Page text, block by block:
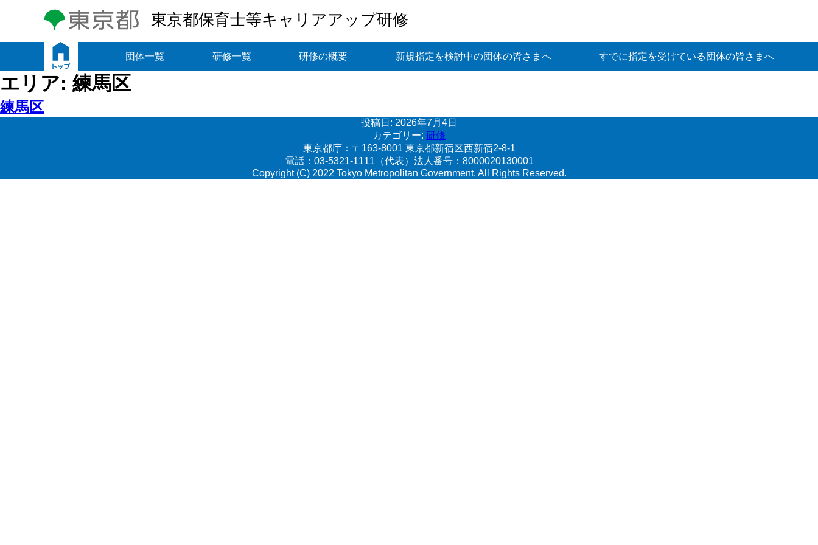
東京都保育士等キャリアアップ研修
団体一覧 研修一覧 研修の概要 新規指定を検討中の団体の皆さまへ すでに指定を受けている団体の皆さまへ
エリア: 練馬区
練馬区
投稿日: 2026年7月4日
カテゴリー: 研修
東京都庁：〒163-8001 東京都新宿区西新宿2-8-1
電話：03-5321-1111（代表）法人番号：8000020130001
Copyright (C) 2022 Tokyo Metropolitan Government. All Rights Reserved.